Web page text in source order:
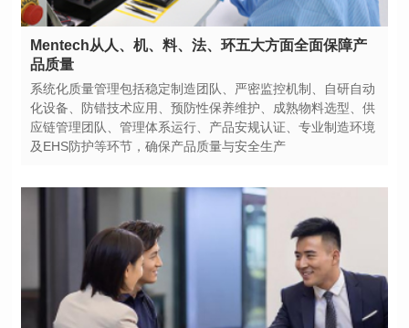
品质量
及EHS防护等环节，确保产品质量与安全生产